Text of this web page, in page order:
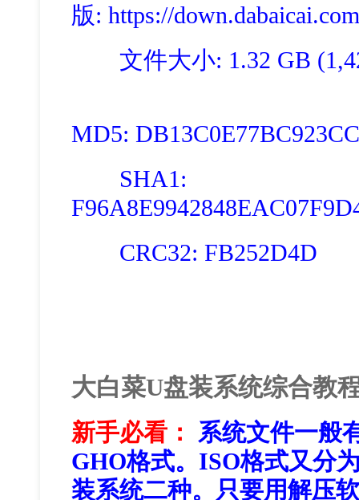
版: https://
文件大小: 1.32 GB
MD5:
SHA1:
CRC32: FB252D4D
大白菜U盘装系统综合教
新手必看： 系统文件一般
GHO格式。ISO格式又分
装系统二种。只要用解压